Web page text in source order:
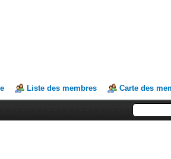
Liste des membres Carte des